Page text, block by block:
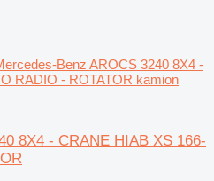
Benz AROCS 3240 8X4 -
RADIO - ROTATOR kamion
8X4 - CRANE HIAB XS 166-